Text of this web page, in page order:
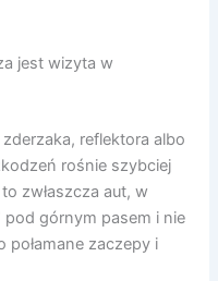
jest wizyta w
reflektora albo
rośnie szybciej
zwłaszcza aut, w
górnym pasem i nie
połamane zaczepy i